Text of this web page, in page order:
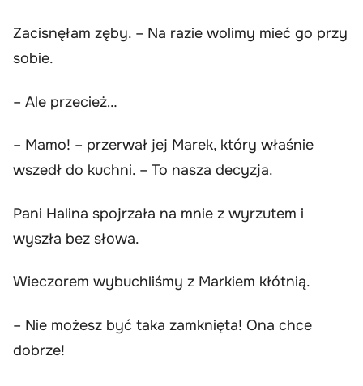
Zacisnęłam zęby. – Na razie wolimy mieć go przy
sobie.
– Ale przecież…
– Mamo! – przerwał jej Marek, który właśnie
wszedł do kuchni. – To nasza decyzja.
Pani Halina spojrzała na mnie z wyrzutem i
wyszła bez słowa.
Wieczorem wybuchliśmy z Markiem kłótnią.
– Nie możesz być taka zamknięta! Ona chce
dobrze!